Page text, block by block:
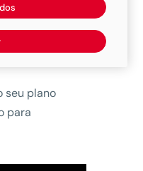
seu plano
para